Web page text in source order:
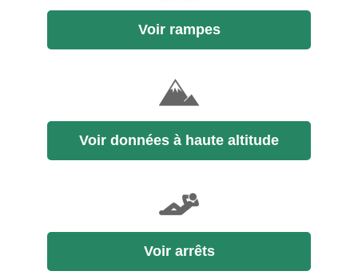
Voir rampes
Voir données à haute altitude
Voir arrêts